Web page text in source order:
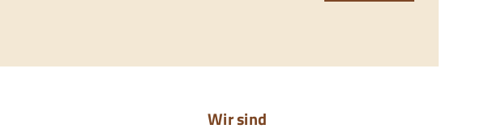
Wir sind